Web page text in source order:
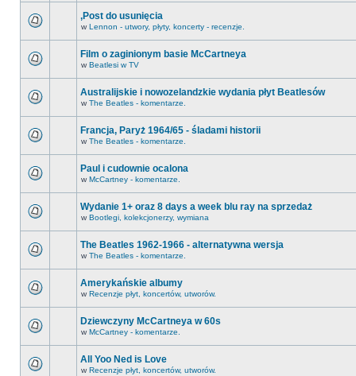
,Post do usunięcia
w Lennon - utwory, płyty, koncerty - recenzje.
Film o zaginionym basie McCartneya
w Beatlesi w TV
Australijskie i nowozelandzkie wydania płyt Beatlesów
w The Beatles - komentarze.
Francja, Paryż 1964/65 - śladami historii
w The Beatles - komentarze.
Paul i cudownie ocalona
w McCartney - komentarze.
Wydanie 1+ oraz 8 days a week blu ray na sprzedaż
w Bootlegi, kolekcjonerzy, wymiana
The Beatles 1962-1966 - alternatywna wersja
w The Beatles - komentarze.
Amerykańskie albumy
w Recenzje płyt, koncertów, utworów.
Dziewczyny McCartneya w 60s
w McCartney - komentarze.
All Yoo Ned is Love
w Recenzje płyt, koncertów, utworów.